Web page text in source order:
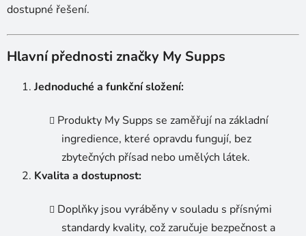
p
i
s
u
dostupné řešení.
Hlavní přednosti značky My Supps
Jednoduché a funkční složení:
Produkty My Supps se zaměřují na základní
ingredience, které opravdu fungují, bez
zbytečných přísad nebo umělých látek.
Kvalita a dostupnost:
Doplňky jsou vyráběny v souladu s přísnými
standardy kvality, což zaručuje bezpečnost a